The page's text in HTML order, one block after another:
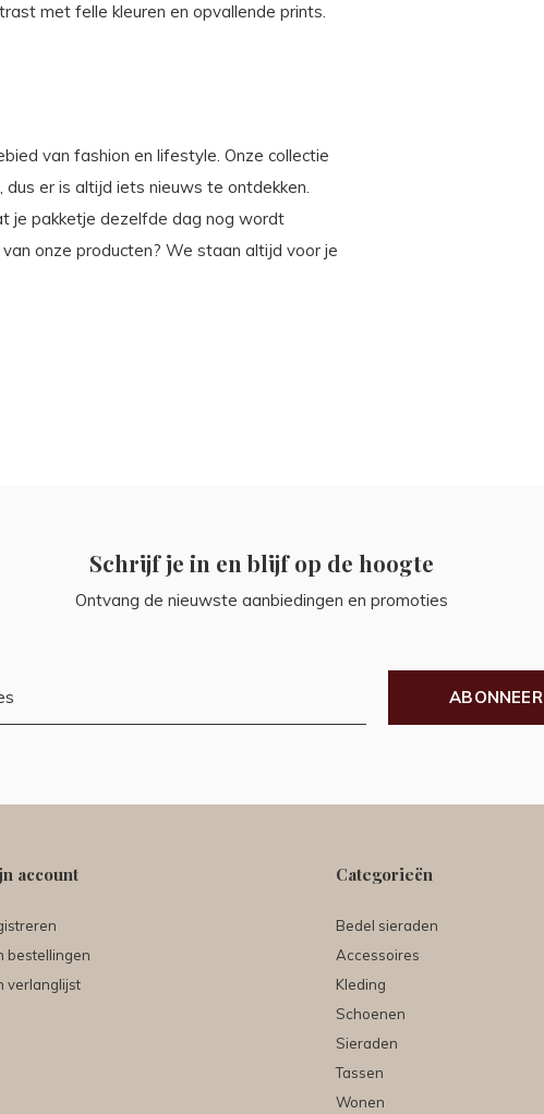
met felle kleuren en opvallende prints.
van fashion en lifestyle. Onze collectie
er is altijd iets nieuws te ontdekken.
je pakketje dezelfde dag nog wordt
onze producten? We staan altijd voor je
Schrijf je in en blijf op de hoogte
Ontvang de nieuwste aanbiedingen en promoties
ABONNEER
account
bestellingen
verlanglijst
Categorieën
Bedel sieraden
Accessoires
Kleding
Schoenen
Sieraden
Tassen
Wonen